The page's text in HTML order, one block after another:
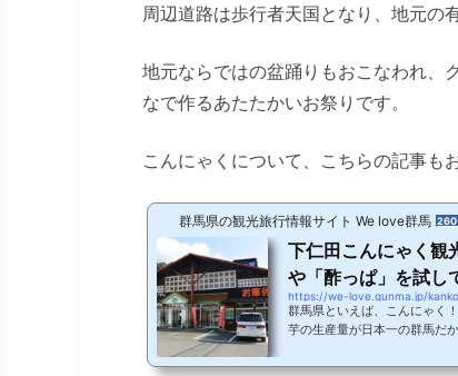
周辺道路は歩行者天国となり、地元の
地元ならではの盆踊りもおこなわれ、
なで作るあたたかいお祭りです。
こんにゃくについて、こちらの記事も
群馬県の観光旅行情報サイト We love群馬 260
下仁田こんにゃく観
や「酢っぱ」を試し
https://we-love.gunma.jp/
群馬県といえば、こんにゃく
芋の生産量が日本一の群馬だ
ゃくパーク」があるほどです